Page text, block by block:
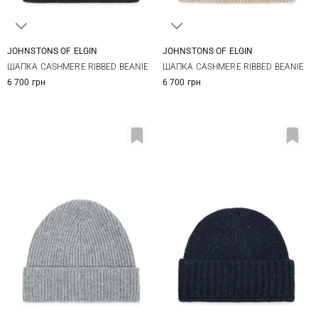
JOHNSTONS OF ELGIN
ШАПКА CASHMERE RIBBED BEANIE
6 700 грн
JOHNSTONS OF ELGIN
ШАПКА CASHMERE RIBBED BEANIE
6 700 грн